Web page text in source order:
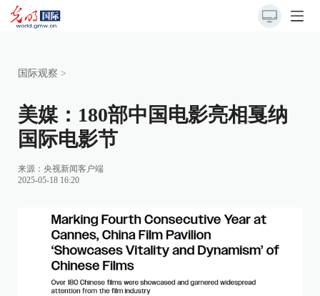
国际观察 >
美媒：180部中国电影亮相戛纳
国际电影节
来源： 央视新闻客户端
2025-05-18 16:20